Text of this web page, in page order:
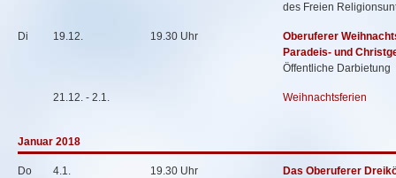
des Freien
Di 19.12. 19.30 Uhr
Oberuferer
Paradeis- und
Öffentliche Darbietung
21.12. - 2.1. Weihnachtsferien
Januar 2018
Do 4.1. 19.30 Uhr
Das Oberuferer